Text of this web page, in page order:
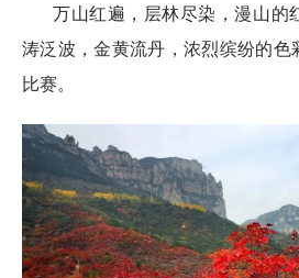
万山红遍，层林尽染，漫山的
涛泛波，金黄流丹，浓烈缤纷的色
比赛。